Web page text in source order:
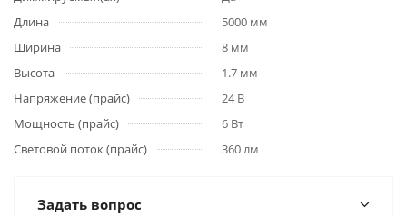
Длина
5000 мм
Ширина
8 мм
Высота
1.7 мм
Напряжение (прайс)
24 В
Мощность (прайс)
6 Вт
Световой поток (прайс)
360 лм
Задать вопрос